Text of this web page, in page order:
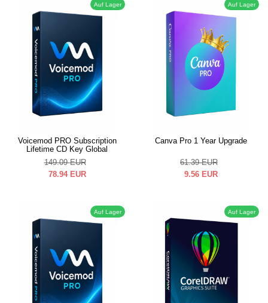
Auf Lager
Voicemod PRO Subscription
Lifetime CD Key Global
149.09 EUR
78.94 EUR
Auf Lager
Canva Pro 1 Year Upgrade
61.39 EUR
9.56 EUR
Auf Lager Auf Lager